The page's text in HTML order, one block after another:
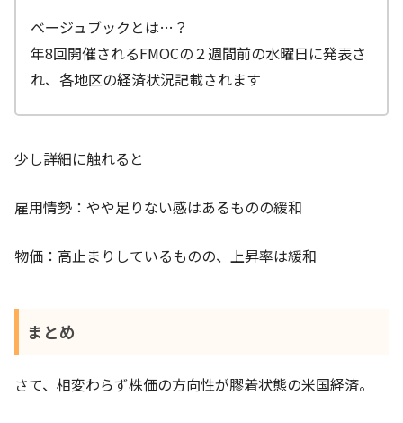
ベージュブックとは…？
年8回開催されるFMOCの２週間前の水曜日に発表さ
れ、各地区の経済状況記載されます
少し詳細に触れると
雇用情勢：やや足りない感はあるものの緩和
物価：高止まりしているものの、上昇率は緩和
まとめ
さて、相変わらず株価の方向性が膠着状態の米国経済。